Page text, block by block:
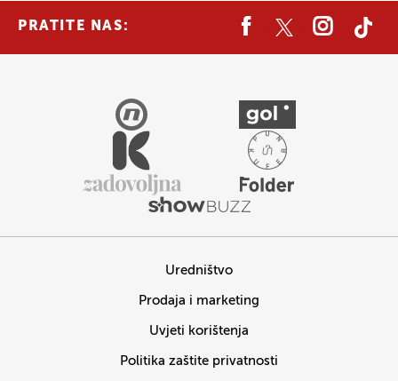
PRATITE NAS:
Uredništvo
Prodaja i marketing
Uvjeti korištenja
Politika zaštite privatnosti